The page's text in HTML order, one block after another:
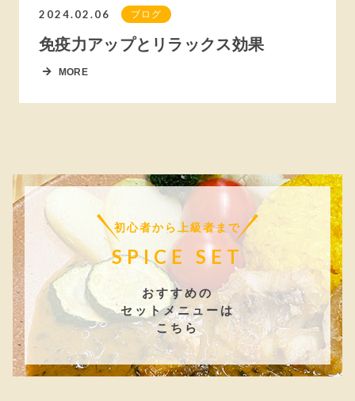
2024.02.06 ブログ
免疫力アップとリラックス効果
MORE
初心者から上級者まで
SPICE SET
おすすめの
セットメニューは
こちら